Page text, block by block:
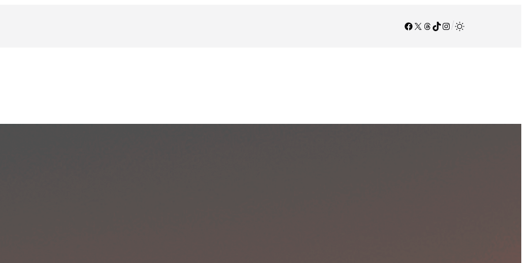
Facebook
X Threads
TikTok
Instagram
/